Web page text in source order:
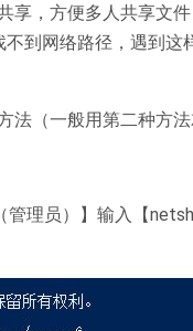
享，方便多人共享文
到网络路径，遇到
法（一般用第二种方法
管理员）】输入【